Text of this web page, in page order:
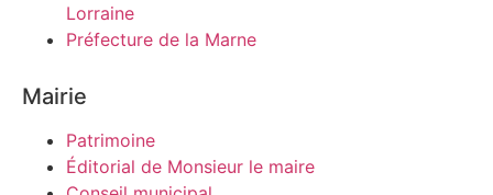
Lorraine
Préfecture de la Marne
Mairie
Patrimoine
Éditorial de Monsieur le maire